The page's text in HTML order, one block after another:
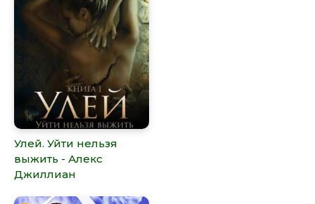
Улей. Уйти нельзя
выжить - Алекс
Джиллиан